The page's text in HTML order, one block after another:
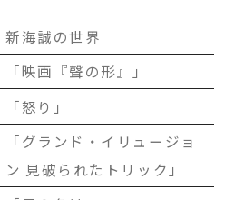
新海誠の世界
「映画『聲の形』」
「怒り」
「グランド・イリュージョ
ン 見破られたトリック」